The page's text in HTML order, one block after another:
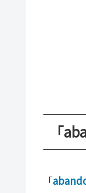
「
「